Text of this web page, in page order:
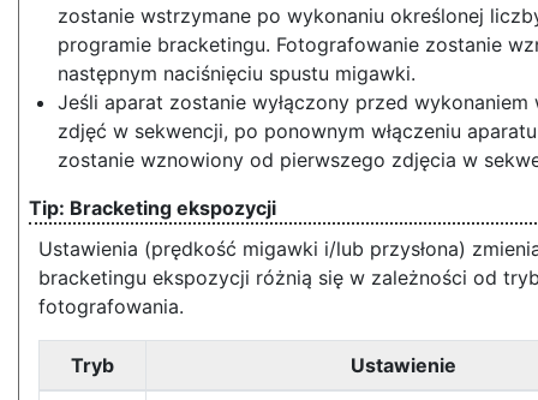
zostanie wstrzymane po wykonaniu określonej
programie bracketingu. Fotografowanie zostanie
następnym naciśnięciu spustu migawki.
Jeśli aparat zostanie wyłączony przed wykonaniem
zdjęć w sekwencji, po ponownym włączeniu
zostanie wznowiony od pierwszego zdjęcia w
Bracketing ekspozycji
Ustawienia (prędkość migawki i/lub przysłona)
bracketingu ekspozycji różnią się w zależności od
fotografowania.
Tryb Ustawienie